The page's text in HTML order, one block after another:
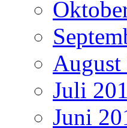
August
Juli
Juni